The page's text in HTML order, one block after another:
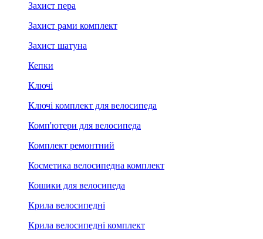
Захист пера
Захист рами комплект
Захист шатуна
Кепки
Ключі
Ключі комплект для велосипеда
Комп'ютери для велосипеда
Комплект ремонтний
Косметика велосипедна комплект
Кошики для велосипеда
Крила велосипедні
Крила велосипедні комплект